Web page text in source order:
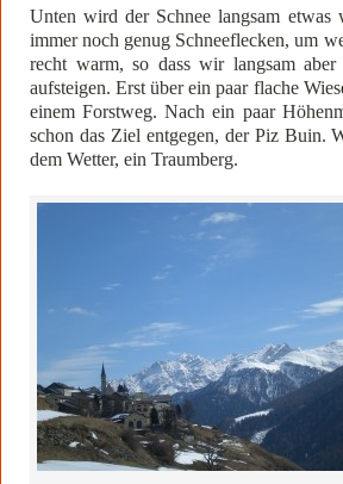
Unten wird der Schnee langsam etwas
immer noch genug Schneeflecken, um
recht warm, so dass wir langsam
aufsteigen. Erst über ein paar flache
einem Forstweg. Nach ein paar
schon das Ziel entgegen, der Piz Buin.
dem Wetter, ein Traumberg.